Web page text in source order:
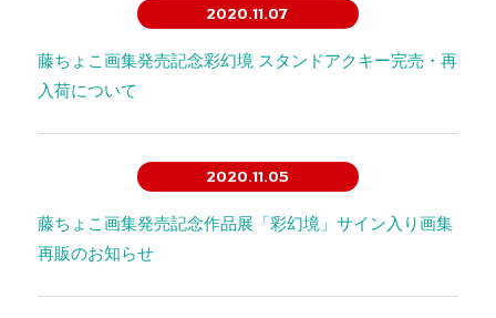
2020.11.07
藤ちょこ画集発売記念彩幻境 スタンドアクキー完売・再
入荷について
2020.11.05
藤ちょこ画集発売記念作品展「彩幻境」サイン入り画集
再販のお知らせ